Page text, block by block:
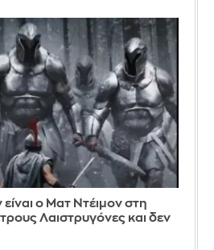
ο Ματ Ντέιμον στη
Λαιστρυγόνες και δεν